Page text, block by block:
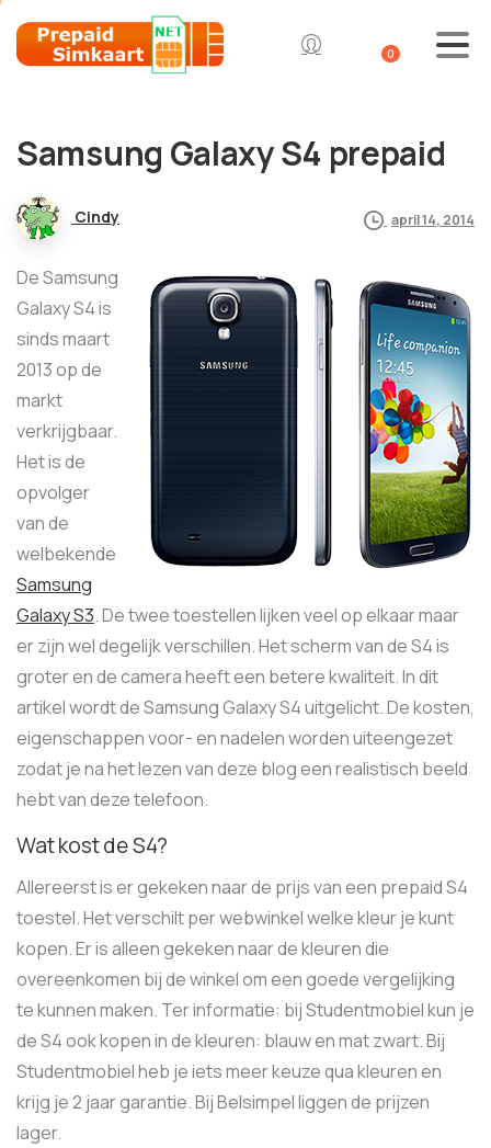
0
Samsung Galaxy S4 prepaid
Cindy april 14, 2014
De Samsung
Galaxy S4 is
sinds maart
2013 op de
markt
verkrijgbaar.
Het is de
opvolger
van de
welbekende
Samsung
Galaxy S3. De twee toestellen lijken veel op elkaar maar
er zijn wel degelijk verschillen. Het scherm van de S4 is
groter en de camera heeft een betere kwaliteit. In dit
artikel wordt de Samsung Galaxy S4 uitgelicht. De kosten,
eigenschappen voor- en nadelen worden uiteengezet
zodat je na het lezen van deze blog een realistisch beeld
hebt van deze telefoon.
Wat kost de S4?
Allereerst is er gekeken naar de prijs van een prepaid S4
toestel. Het verschilt per webwinkel welke kleur je kunt
kopen. Er is alleen gekeken naar de kleuren die
overeenkomen bij de winkel om een goede vergelijking
te kunnen maken. Ter informatie: bij Studentmobiel kun je
de S4 ook kopen in de kleuren: blauw en mat zwart. Bij
Studentmobiel heb je iets meer keuze qua kleuren en
krijg je 2 jaar garantie. Bij Belsimpel liggen de prijzen
lager.